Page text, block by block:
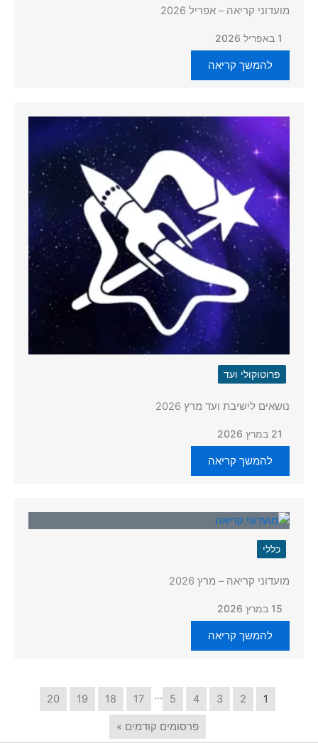
מועדוני קריאה – אפריל 2026
1 באפריל 2026
להמשך קריאה
פרוטוקולי ועד
נושאים לישיבת ועד מרץ 2026
21 במרץ 2026
להמשך קריאה
כללי
מועדוני קריאה – מרץ 2026
15 במרץ 2026
להמשך קריאה
1
2
3
4
5
…
17
18
19
20
פרסומים קודמים »